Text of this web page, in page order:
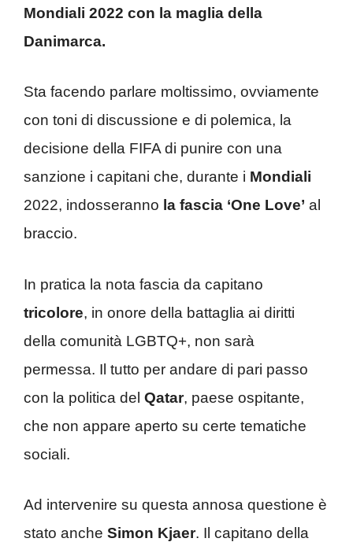
Mondiali 2022 con la maglia della
Danimarca.
Sta facendo parlare moltissimo, ovviamente
con toni di discussione e di polemica, la
decisione della FIFA di punire con una
sanzione i capitani che, durante i Mondiali
2022, indosseranno la fascia ‘One Love’ al
braccio.
In pratica la nota fascia da capitano
tricolore, in onore della battaglia ai diritti
della comunità LGBTQ+, non sarà
permessa. Il tutto per andare di pari passo
con la politica del Qatar, paese ospitante,
che non appare aperto su certe tematiche
sociali.
Ad intervenire su questa annosa questione è
stato anche Simon Kjaer. Il capitano della